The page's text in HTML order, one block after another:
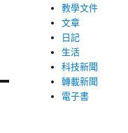
教學文件
文章
日記
生活
科技新聞
轉載新聞
電子書